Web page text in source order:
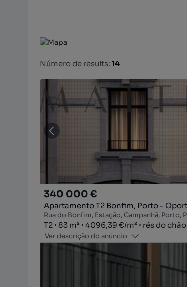
Número de results: 14
340 000 €
Apartamento T2 Bonfim, Porto -
Rua do Bonfim, Estação, Campanhã, Porto,
Tipologia
T2
Zona83 m²
Preço por metro quadrado
4096,39 €/m²
Andar rés do chão
Ver descrição do anúncio